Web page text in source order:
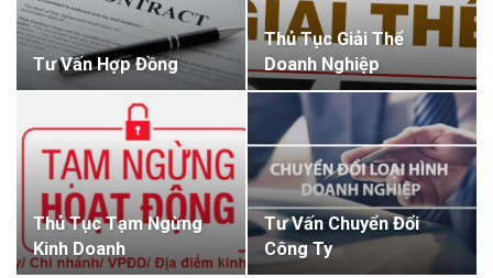
Tư Vấn Hợp Đồng
Thủ Tục Giải Thể
Doanh Nghiệp
Thủ Tục Tạm Ngừng
Kinh Doanh
Tư Vấn Chuyển Đổi
Công Ty